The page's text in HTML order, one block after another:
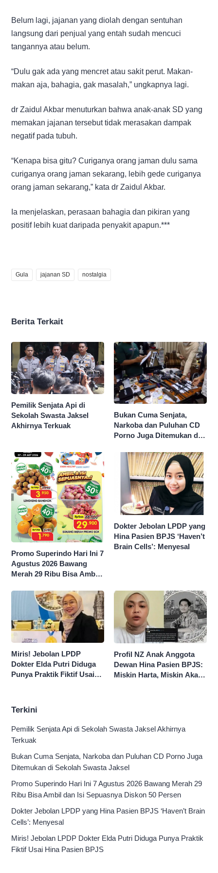
Belum lagi, jajanan yang diolah dengan sentuhan
langsung dari penjual yang entah sudah mencuci
tangannya atau belum.
“Dulu gak ada yang mencret atau sakit perut. Makan-
makan aja, bahagia, gak masalah,” ungkapnya lagi.
dr Zaidul Akbar menuturkan bahwa anak-anak SD yang
memakan jajanan tersebut tidak merasakan dampak
negatif pada tubuh.
“Kenapa bisa gitu? Curiganya orang jaman dulu sama
curiganya orang jaman sekarang, lebih gede curiganya
orang jaman sekarang,” kata dr Zaidul Akbar.
Ia menjelaskan, perasaan bahagia dan pikiran yang
positif lebih kuat daripada penyakit apapun.***
Gula jajanan SD nostalgia
Berita Terkait
Pemilik Senjata Api di
Sekolah Swasta Jaksel
Akhirnya Terkuak
Bukan Cuma Senjata,
Narkoba dan Puluhan CD
Porno Juga Ditemukan di
Promo Superindo Hari Ini 7
Agustus 2026 Bawang
Merah 29 Ribu Bisa Ambil
50 Persen
Dokter Jebolan LPDP yang
Hina Pasien BPJS ‘Haven’t
Brain Cells’: Menyesal
Miris! Jebolan LPDP
Dokter Elda Putri Diduga
Punya Praktik Fiktif Usai
Profil NZ Anak Anggota
Dewan Hina Pasien BPJS:
Miskin Harta, Miskin Akal
Terkini
Pemilik Senjata Api di Sekolah Swasta Jaksel Akhirnya
Terkuak
Bukan Cuma Senjata, Narkoba dan Puluhan CD Porno Juga
Ditemukan di Sekolah Swasta Jaksel
Promo Superindo Hari Ini 7 Agustus 2026 Bawang Merah 29
Ribu Bisa Ambil dan Isi Sepuasnya Diskon 50 Persen
Dokter Jebolan LPDP yang Hina Pasien BPJS ‘Haven’t Brain
Cells’: Menyesal
Miris! Jebolan LPDP Dokter Elda Putri Diduga Punya Praktik
Fiktif Usai Hina Pasien BPJS